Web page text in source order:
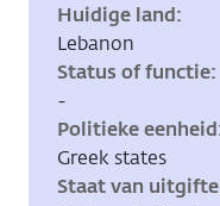
Huidige land
Lebanon
Status of functie
-
Politieke eenheid
Greek states
Staat van uitgifte